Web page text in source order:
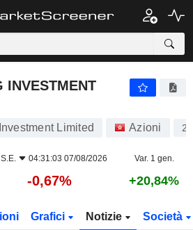
INVESTMENT
Limited Azioni
04:31:03 07/08/2026 Var. 1 gen.
-0,67% +20,84%
Grafici Notizie Società